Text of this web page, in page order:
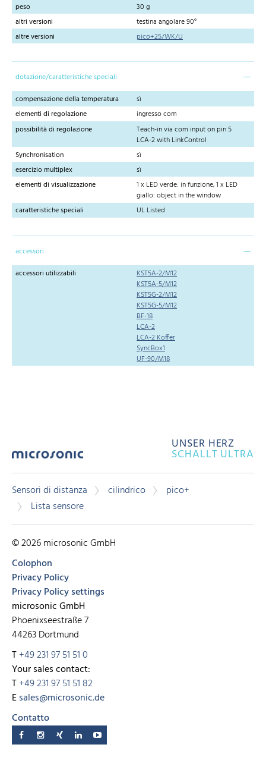
peso
30 g
altri versioni
testina angolare 90°
altre versioni
pico+25/WK/U
dotazione/caratteristiche speciali
compensazione della temperatura
sì
elementi di regolazione
ingresso com
possibilità di regolazione
Teach-in via com input on pin 5
LCA-2 with LinkControl
Synchronisation
sì
esercizio multiplex
sì
elementi di visualizzazione
1 x LED verde: in funzione, 1 x LED
giallo: object in the window
caratteristiche speciali
UL Listed
accessori
accessori utilizzabili
KST5A-2/M12
KST5A-5/M12
KST5G-2/M12
KST5G-5/M12
BF-18
LCA-2
LCA-2 Koffer
SyncBox1
UF-90/M18
UNSER HERZ
SCHALLT ULTRA
Sensori di distanza cilindrico
pico+
Lista sensore
© 2026 microsonic GmbH
Colophon
Privacy Policy
Privacy Policy settings
microsonic GmbH
Phoenixseestraße 7
44263 Dortmund
T+49 231 97 51 51 0
Your sales contact:
T+49 231 97 51 51 82
Esales@microsonic.de
Contatto